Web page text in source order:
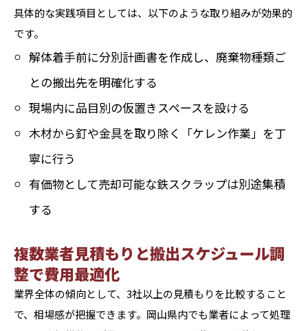
具体的な実践項目としては、以下のような取り組みが効果的
です。
解体着手前に分別計画書を作成し、廃棄物種類ご
との搬出先を明確化する
現場内に品目別の仮置きスペースを設ける
木材から釘や金具を取り除く「ケレン作業」を丁
寧に行う
有価物として売却可能な鉄スクラップは別途集積
する
複数業者見積もりと搬出スケジュール調
整で費用最適化
業界全体の傾向として、3社以上の見積もりを比較すること
で、相場感が把握できます。岡山県内でも業者によって処理